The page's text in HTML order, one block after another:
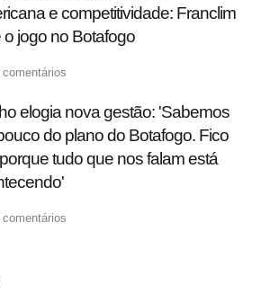
e competitividade: Franclim
o jogo no Botafogo
comentários
elogia nova gestão: 'Sabemos
do plano do Botafogo. Fico
tudo que nos falam está
comentários